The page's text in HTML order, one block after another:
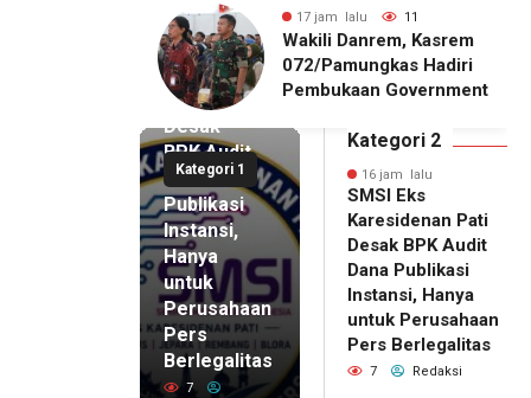
17 jam lalu 11
Wakili Danrem, Kasrem
072/Pamungkas Hadiri
Pembukaan Government
Expo 2026 di JEC
Kategori 1
16 jam lalu
SMSI Eks
Karesidenan
Pati
Desak
BPK Audit
Dana
Publikasi
Instansi,
Hanya
untuk
Perusahaan
Pers
Berlegalitas
7
16 jam lalu
Ketum
DPP
Kategori 2
16 jam lalu
SMSI Eks
Karesidenan Pati
Desak BPK Audit
Dana Publikasi
Instansi, Hanya
untuk Perusahaan
Pers Berlegalitas
7 Redaksi